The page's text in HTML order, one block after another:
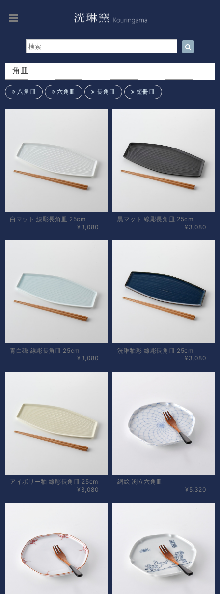
角皿
八角皿 六角皿 長角皿 短冊皿
白マット 線彫長角皿 25cm
¥3,080
黒マット 線彫長角皿 25cm
¥3,080
青白磁 線彫長角皿 25cm
¥3,080
洸琳釉彩 線彫長角皿 25cm
¥3,080
アイボリー釉 線彫長角皿 25cm
¥3,080
網絵 渕立六角皿
¥5,320